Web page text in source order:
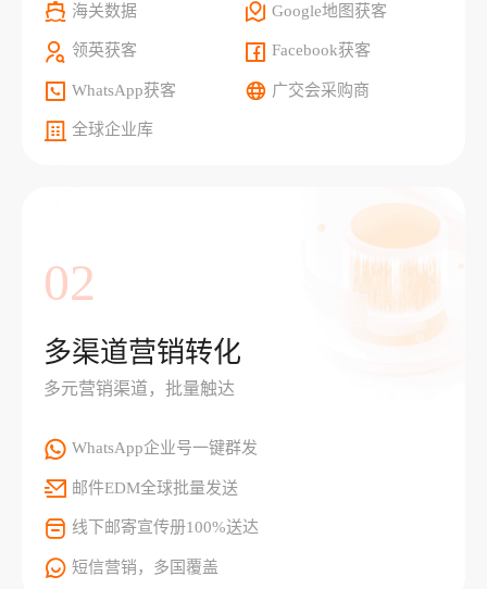
海关数据 Google地图获客
领英获客 Facebook获客
WhatsApp获客 广交会采购商
全球企业库
02
多渠道营销转化
多元营销渠道，批量触达
WhatsApp企业号一键群发
邮件EDM全球批量发送
线下邮寄宣传册100%送达
短信营销，多国覆盖